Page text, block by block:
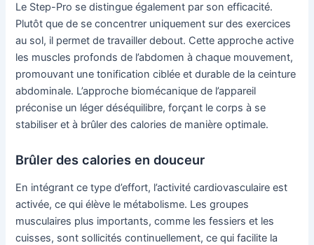
Le Step-Pro se distingue également par son efficacité.
Plutôt que de se concentrer uniquement sur des exercices
au sol, il permet de travailler debout. Cette approche active
les muscles profonds de l’abdomen à chaque mouvement,
promouvant une tonification ciblée et durable de la ceinture
abdominale. L’approche biomécanique de l’appareil
préconise un léger déséquilibre, forçant le corps à se
stabiliser et à brûler des calories de manière optimale.
Brûler des calories en douceur
En intégrant ce type d’effort, l’activité cardiovasculaire est
activée, ce qui élève le métabolisme. Les groupes
musculaires plus importants, comme les fessiers et les
cuisses, sont sollicités continuellement, ce qui facilite la